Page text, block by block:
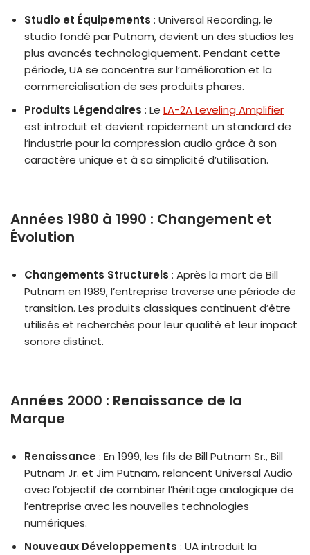
Studio et Équipements : Universal Recording, le
studio fondé par Putnam, devient un des studios les
plus avancés technologiquement. Pendant cette
période, UA se concentre sur l’amélioration et la
commercialisation de ses produits phares.
Produits Légendaires : Le LA-2A Leveling Amplifier
est introduit et devient rapidement un standard de
l’industrie pour la compression audio grâce à son
caractère unique et à sa simplicité d’utilisation.
Années 1980 à 1990 : Changement et
Évolution
Changements Structurels : Après la mort de Bill
Putnam en 1989, l’entreprise traverse une période de
transition. Les produits classiques continuent d’être
utilisés et recherchés pour leur qualité et leur impact
sonore distinct.
Années 2000 : Renaissance de la
Marque
Renaissance: En 1999, les fils de Bill Putnam Sr., Bill
Putnam Jr. et Jim Putnam, relancent Universal Audio
avec l’objectif de combiner l’héritage analogique de
l’entreprise avec les nouvelles technologies
numériques.
Nouveaux Développements : UA introduit la